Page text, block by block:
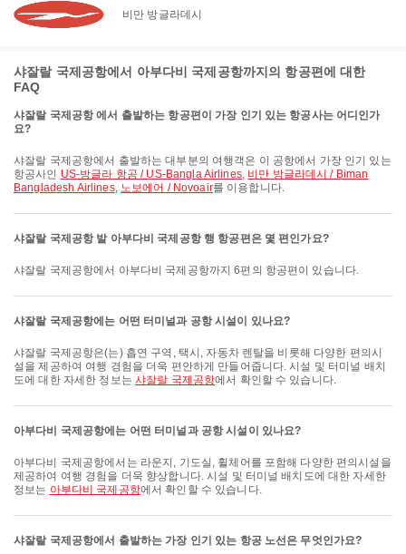
비만 방글라데시
샤잘랄 국제공항에서 아부다비 국제공항까지의 항공편에 대한
FAQ
샤잘랄 국제공항 에서 출발하는 항공편이 가장 인기 있는 항공사는 어디인가
요?
샤잘랄 국제공항에서 출발하는 대부분의 여행객은 이 공항에서 가장 인기 있는
항공사인 US-방글라 항공 / US-Bangla Airlines, 비만 방글라데시 / Biman
Bangladesh Airlines, 노보에어 / Novoair를 이용합니다.
샤잘랄 국제공항 발 아부다비 국제공항 행 항공편은 몇 편인가요?
샤잘랄 국제공항에서 아부다비 국제공항까지 6편의 항공편이 있습니다.
샤잘랄 국제공항에는 어떤 터미널과 공항 시설이 있나요?
샤잘랄 국제공항은(는) 흡연 구역, 택시, 자동차 렌탈을 비롯해 다양한 편의시
설을 제공하여 여행 경험을 더욱 편안하게 만들어줍니다. 시설 및 터미널 배치
도에 대한 자세한 정보는 샤잘랄 국제공항에서 확인할 수 있습니다.
아부다비 국제공항에는 어떤 터미널과 공항 시설이 있나요?
아부다비 국제공항에서는 라운지, 기도실, 휠체어를 포함해 다양한 편의시설을
제공하여 여행 경험을 더욱 향상합니다. 시설 및 터미널 배치도에 대한 자세한
정보는 아부다비 국제공항에서 확인할 수 있습니다.
샤잘랄 국제공항에서 출발하는 가장 인기 있는 항공 노선은 무엇인가요?